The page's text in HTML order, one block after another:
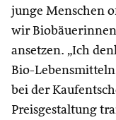
junge Menschen
wir
ansetzen. „Ich
Bio-
bei der
Preisgestaltung